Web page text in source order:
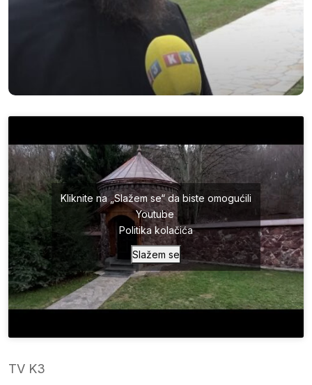
Kliknite na „Slažem se“ da biste omogućili
Youtube
Politika kolačića
Slažem se
TV K3